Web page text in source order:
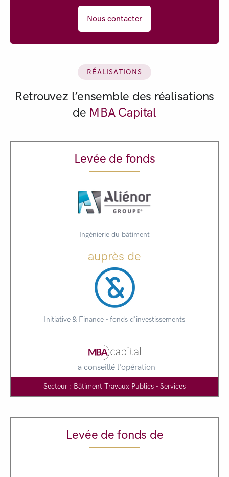
Nous contacter
RÉALISATIONS
Retrouvez l’ensemble des réalisations
de MBA Capital
Levée de fonds
Ingénierie du bâtiment
auprès de
Initiative & Finance - fonds d'investissements
a conseillé l'opération
Secteur : Bâtiment Travaux Publics - Services
Levée de fonds de